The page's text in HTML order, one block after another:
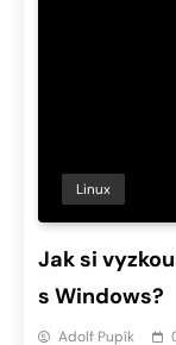
Linux
Jak si
s Windows?
Adolf Pupík